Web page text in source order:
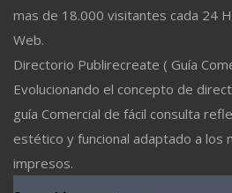
mas de 18.000 visitantes cada 24
Web.
Directorio Publirecreate ( Guía
Evolucionando el concepto de
guía Comercial de fácil consulta
estético y funcional adaptado a los
impresos.